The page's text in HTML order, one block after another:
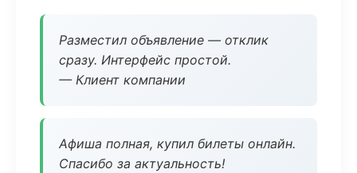
Разместил объявление — отклик
сразу. Интерфейс простой.
— Клиент компании
Афиша полная, купил билеты онлайн.
Спасибо за актуальность!